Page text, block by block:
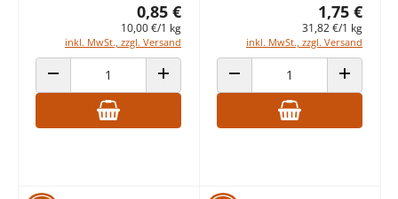
0,85 €
10,00 €/1 kg
inkl. MwSt., zzgl. Versand
ANZAHL VERRINGERN ANZAHL ERHÖHEN
1,75 €
31,82 €/1 kg
inkl. MwSt., zzgl. Versand
ANZAHL VERRINGERN ANZAHL